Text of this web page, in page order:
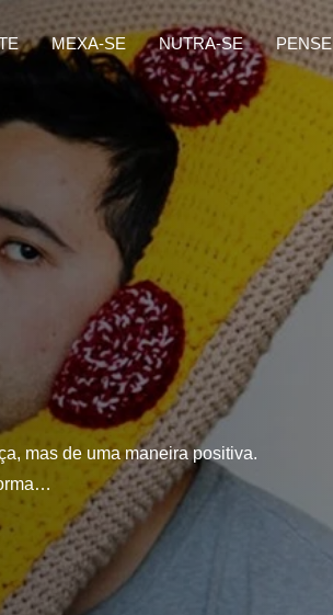
MEXA-SE NUTRA-SE PENSE
mas de uma maneira positiva.